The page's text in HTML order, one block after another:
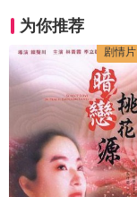
为你推荐
剧情片